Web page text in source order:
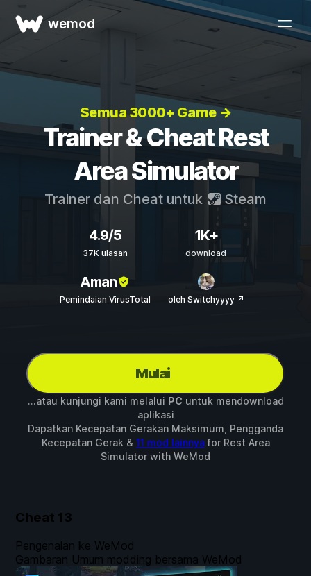
wemod
Semua 3000+ Game →
Trainer & Cheat Rest
Area Simulator
Trainer dan Cheat untuk Steam
4.9/5
37K ulasan
1K+
download
Aman
Pemindaian VirusTotal oleh Switchyyyy ↗
Mulai
...atau kunjungi kami melalui PC untuk mendownload
aplikasi
Dapatkan Kecepatan Gerakan Maksimum, Pengganda
Kecepatan Gerak & 11 mod lainnyafor Rest Area
Simulator with WeMod
Cheat 13
Pengenalan ke WeMod
Gambaran Umum modding bersama WeMod